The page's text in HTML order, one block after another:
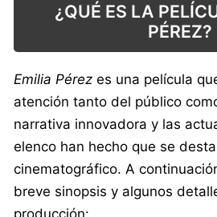
¿QUÉ ES LA
PÉREZ?
Emilia Pérez es una película
atención tanto del público
narrativa innovadora y las
elenco han hecho que se
cinematográfico. A
breve sinopsis y algunos